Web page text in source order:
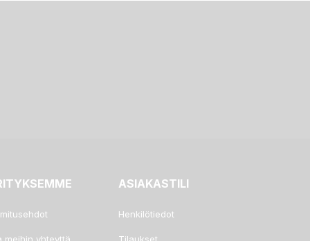
ASIAKASTILI
Henkilötiedot